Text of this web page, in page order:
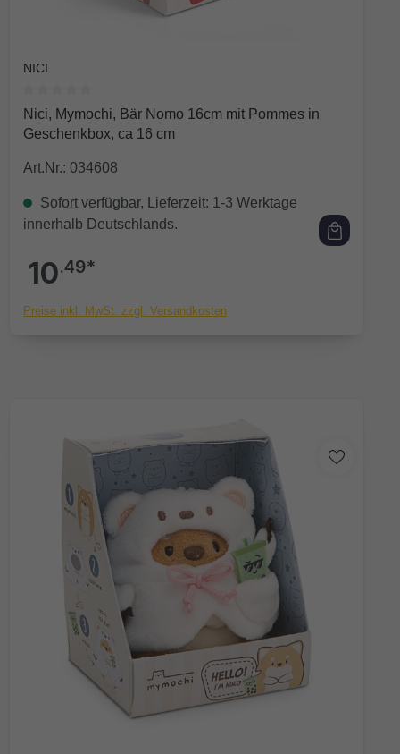
NICI
Durchschnittliche Bewertung von 0 von 5 Sternen
Nici, Mymochi, Bär Nomo 16cm mit Pommes in
Geschenkbox, ca 16 cm
Art.Nr.: 034608
Sofort verfügbar, Lieferzeit: 1-3 Werktage
innerhalb Deutschlands.
10.49*
Preise inkl. MwSt. zzgl. Versandkosten